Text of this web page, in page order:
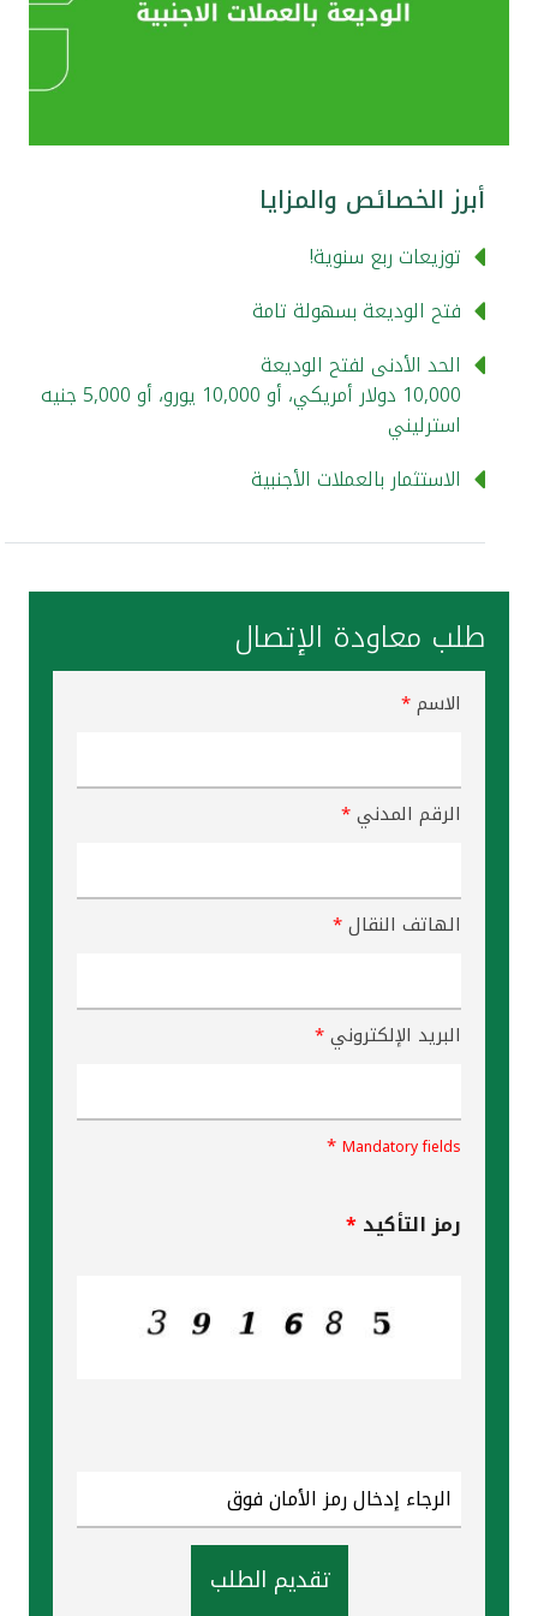
ألمانيا
تركيا
ماليزيا
مصر
المملكة المتحدة
مملكة البحرين
أبرز الخصائص والمزايا
توزيعات ربع سنوية!
فتح الوديعة بسهولة تامة
الحد الأدنى لفتح الوديعة
10,000 دولار أمريكي، أو 10,000 يورو، أو 5,000 جنيه
استرليني
الاستثمار بالعملات الأجنبية
طلب معاودة الإتصال
الاسم*
الرقم المدني*
الهاتف النقال*
البريد الإلكتروني*
Mandatory fields
*
رمز التأكيد*
تقديم الطلب